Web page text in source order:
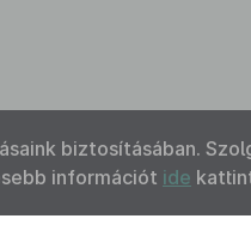
biztosításában.
információt ide